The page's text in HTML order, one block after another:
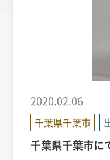
2020.02.06
千葉県千葉市
千葉県千葉市に